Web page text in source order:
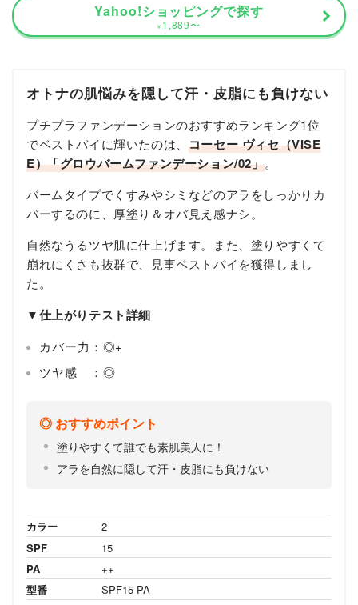
Yahoo!ショッピングで探す
¥ 1,889〜
オトナの肌悩みを隠して汗・皮脂にも負けない
プチプラファンデーションのおすすめランキング1位
でベストバイに輝いたのは、 コーセー ヴィセ（VISE
E）「グロウバームファンデーション/02」。
バームタイプでくすみやシミなどのアラをしっかりカ
バーするのに、厚塗り＆オバ見え感ナシ。
自然なうるツヤ肌に仕上げます。また、塗りやすくて
崩れにくさも抜群で、見事ベストバイを獲得しまし
た。
▼仕上がりテスト詳細
カバー力：◎+
ツヤ感 ：◎
おすすめポイント
塗りやすくて誰でも素肌美人に！
アラを自然に隠して汗・皮脂にも負けない
カラー
2
SPF
15
PA
++
型番
SPF15 PA